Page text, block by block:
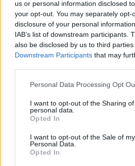
us or personal information disclosed
your opt-out. You may separately opt-
disclosure of your personal
IAB’s list of downstream participants.
also be disclosed by us to third
Downstream Participants that may
Personal Data Processing Opt
I want to opt-out of the Sharing
personal data.
Opted In
I want to opt-out of the Sale of my
Personal Data.
Opted In
'Οσοι θέλετε να
Φεστιβάλ Παραδοσιακής
της Λέσβου θα πρέπει να
Φόρμα Δήλωσης Συμμέτοχής
https://docs.google.com/forms/
1JmRzBh3QzHUbL8HjhKfEFg/
ΔΙΑΦΗΜΙΣΗ